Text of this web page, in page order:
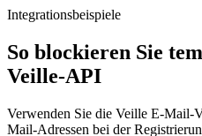
Integrationsbeispiele
So blockieren Sie
Veille-API
Verwenden Sie die Veille E-Mail-
Mail-Adressen bei der